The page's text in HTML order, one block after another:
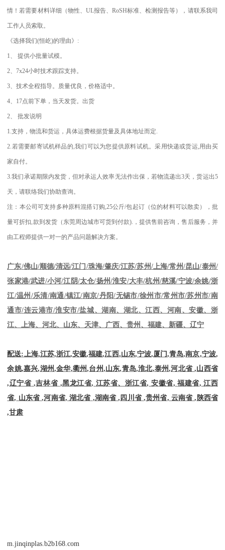
情！若需要材料详细（物性、 UL报告、RoSH标准、检测报告等），请联系我司
工作人员索取。
《选择我们(恒屹)的理由》 :
1 、提供小批量试模。
2 、7x24小时技术跟踪支持。
3 、技术全程指导。质量优良，价格适中。
4 17点前下单，当天发货。出货
2 、批发说明
1.支持，物流和货运，具体运费根据货量及具体地址而定
2. 若需要邮寄试机样品的 我们可以为您提供原料试机。采用快递或货运 用由买
家自付。
3.我们承诺期限内发货，但对承运人效率无法作出保，若物流递出3天，货运出5
天，请联络我们协助查询。
注：本公司可支持多种原料混搭订购 ,25公斤/包起订（位的材料可以散卖），批
量可折扣 款到发货（东莞周边城市可货到付款). ，提供售前咨询，售后服务，并
由工程师提供一对一的产品问题解决方案。
广东/佛山/顺德/清远/江门/珠海/肇庆/江苏/苏州/上海/常州/昆山/泰州/
张家港/武进/小河/江阴/太仓/扬州/淮安/大丰/杭州/慈溪/宁波/余姚/浙
江/温州/乐清/南通/镇江/南京/丹阳/无锡市/徐州市/常州市/苏州市/南
通市/连云港市/淮安市/盐城、湖南、湖北、江西、河南、安徽、浙
江、上海、河北、山东、天津、广西、贵州、福建、新疆、辽宁
配送: 上海,江苏,浙江,安徽,福建,江西,山东,宁波,厦门,青岛,南京,宁波,
余姚,嘉兴,湖州,金华,衢州,台州,山东,青岛,淮北,泰州,河北省 ,山西省
,辽宁省 ,吉林省 ,黑龙江省, 江苏省、浙江省, 安徽省, 福建省, 江西
省, 山东省 ,河南省, 湖北省 ,湖南省 ,四川省 ,贵州省, 云南省 ,陕西省
,甘肃
m.jinqinplas.b2b168.com